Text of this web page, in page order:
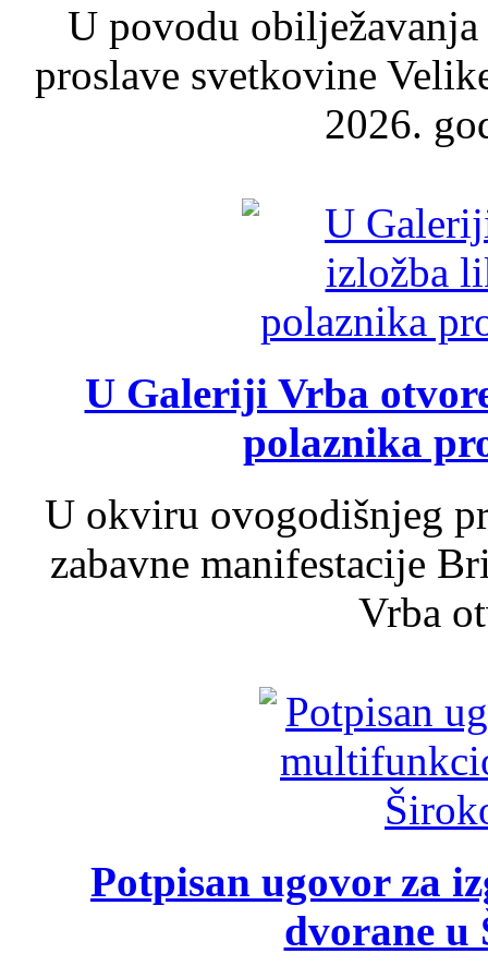
U povodu
proslave svetkovine
2026.
U Galeriji Vrba
polaznika
U okviru ovogodišnjeg
zabavne manifestacije
Vrba
Potpisan ugovor za
dvorane u